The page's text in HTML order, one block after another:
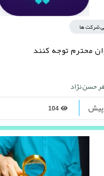
شرکت ها
محترم توجه کنند
حسن نژاد